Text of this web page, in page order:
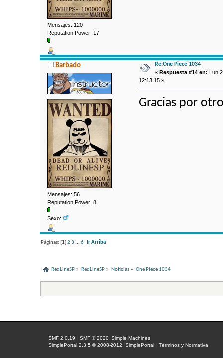
Mensajes: 120
Reputation Power: 17
Barbado
Mensajes: 56
Reputation Power: 8
Sexo:
Re:One Piece 1034
«Respuesta #14 en: Lun
12:13:15 »
Gracias por
Páginas: [1] 2 3 ...6 Ir Arriba
RedLineSP » RedLineSP » Noticias» One Piece 1034
SMF 2.0.19 |SMF © 2020 ,Simple Machines
SimplePortal 2.3.5 © 2008-2012, SimplePortal
|Términos y Normativa